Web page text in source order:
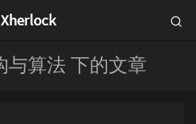
Xherlock
与算法 下的文章